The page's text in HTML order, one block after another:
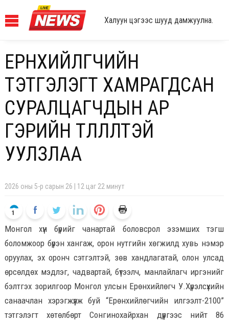
Халуун цэгээс шууд дамжуулна.
ЕРӨНХИЙЛӨГЧИЙН
ТЭТГЭЛЭГТ ХАМРАГДСАН
СУРАЛЦАГЧДЫН АР
ГЭРИЙН ТӨЛӨӨЛӨЛТЭЙ
УУЛЗЛАА
2026 оны 5-р сарын 26 | 12 цаг 22 минут
1
Монгол хүн бүрийг чанартай боловсрол эзэмших тэгш
боломжоор бүрэн хангаж, орон нутгийн хөгжилд хувь нэмэр
оруулах, эх оронч сэтгэлтэй, зөв хандлагатай, олон улсад
өрсөлдөх мэдлэг, чадвартай, бүтээлч, манлайлагч иргэнийг
бэлтгэх зорилгоор Монгол улсын Ерөнхийлөгч У.Хүрэлсүхийн
санаачлан хэрэгжүүлж буй “Ерөнхийлөгчийн илгээлт-2100”
тэтгэлэгт хөтөлбөрт Сонгинохайрхан дүүргээс нийт 86